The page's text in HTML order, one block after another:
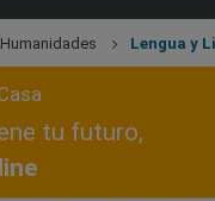
Lengua y
tu futuro,